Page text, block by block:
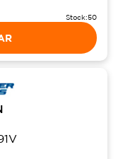
Stock:50